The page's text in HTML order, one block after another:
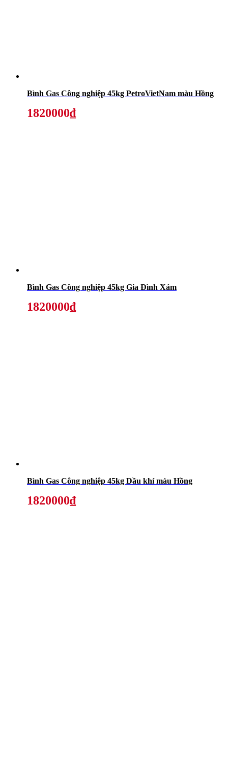
Bình Gas Công nghiệp 45kg PetroVietNam màu Hồng
1820000₫
Bình Gas Công nghiệp 45kg Gia Đình Xám
1820000₫
Bình Gas Công nghiệp 45kg Dầu khí màu Hồng
1820000₫